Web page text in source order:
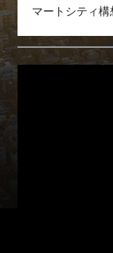
マートシティ構